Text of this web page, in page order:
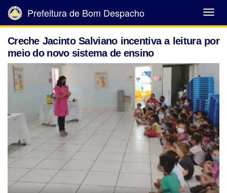
Abrir
Menu
Prefeitura de Bom Despacho
Creche Jacinto Salviano incentiva a leitura por
meio do novo sistema de ensino